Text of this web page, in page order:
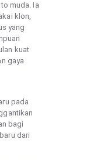
muda. Ia
klon,
yang
kuat
gaya
pada
bagi
dari